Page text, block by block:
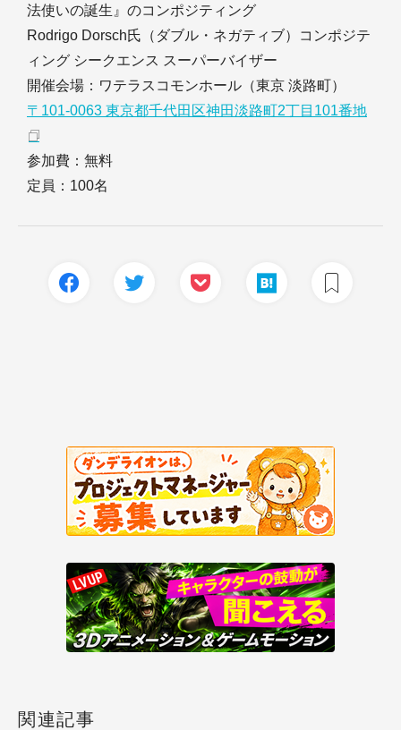
法使いの誕生』のコンポジティング
Rodrigo Dorsch氏（ダブル・ネガティブ）コンポジテ
ィング シークエンス スーパーバイザー
開催会場：ワテラスコモンホール（東京 淡路町）
〒101-0063 東京都千代田区神田淡路町2丁目101番地
参加費：無料
定員：100名
関連記事